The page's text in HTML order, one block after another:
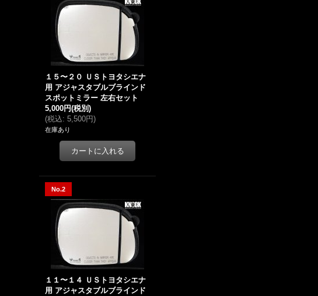
１５〜２０ ＵＳトヨタシエナ
用 アジャスタブルブラインド
スポットミラー 左右セット
5,000円(税別)
(税込: 5,500円)
在庫あり
No.2
１１〜１４ ＵＳトヨタシエナ
用 アジャスタブルブラインド